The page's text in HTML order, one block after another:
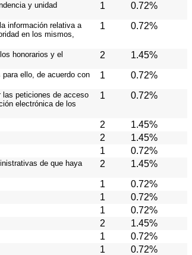
y unidad
1 0.72%
información relativa a
en los mismos,
1 0.72%
honorarios y el
2 1.45%
ello, de acuerdo con
1 0.72%
peticiones de acceso
electrónica de los
1 0.72%
2 1.45%
2 1.45%
1 0.72%
de que haya
2 1.45%
1 0.72%
1 0.72%
1 0.72%
2 1.45%
1 0.72%
1 0.72%